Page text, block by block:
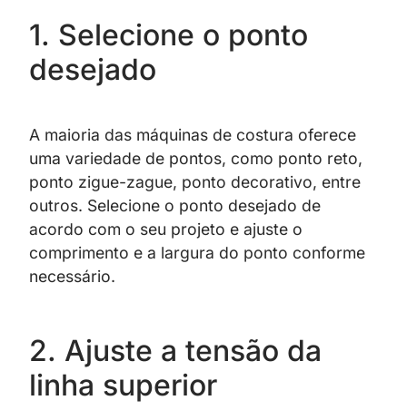
1. Selecione o ponto
desejado
A maioria das máquinas de costura oferece
uma variedade de pontos, como ponto reto,
ponto zigue-zague, ponto decorativo, entre
outros. Selecione o ponto desejado de
acordo com o seu projeto e ajuste o
comprimento e a largura do ponto conforme
necessário.
2. Ajuste a tensão da
linha superior